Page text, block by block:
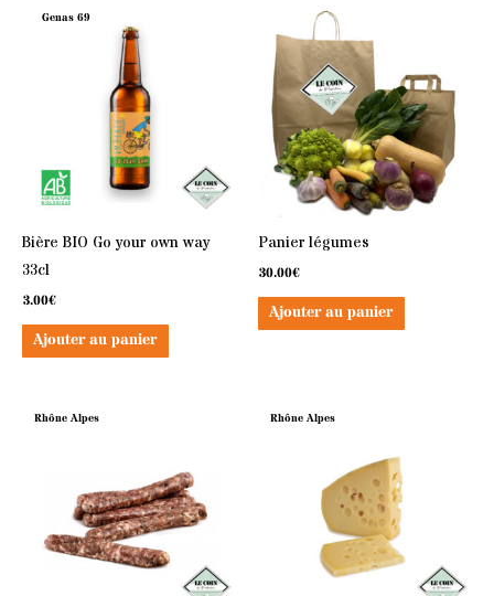
Genas 69
Bière BIO Go your own way
33cl
3.00€
Ajouter au panier
Panier légumes
30.00€
Ajouter au panier
Rhône Alpes Rhône Alpes